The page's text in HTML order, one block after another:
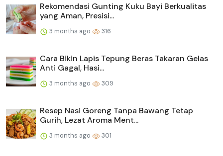
Rekomendasi Gunting Kuku Bayi Berkualitas
yang Aman, Presisi...
3 months ago 316
Cara Bikin Lapis Tepung Beras Takaran Gelas
Anti Gagal, Hasi...
3 months ago 309
Resep Nasi Goreng Tanpa Bawang Tetap
Gurih, Lezat Aroma Ment...
3 months ago 301